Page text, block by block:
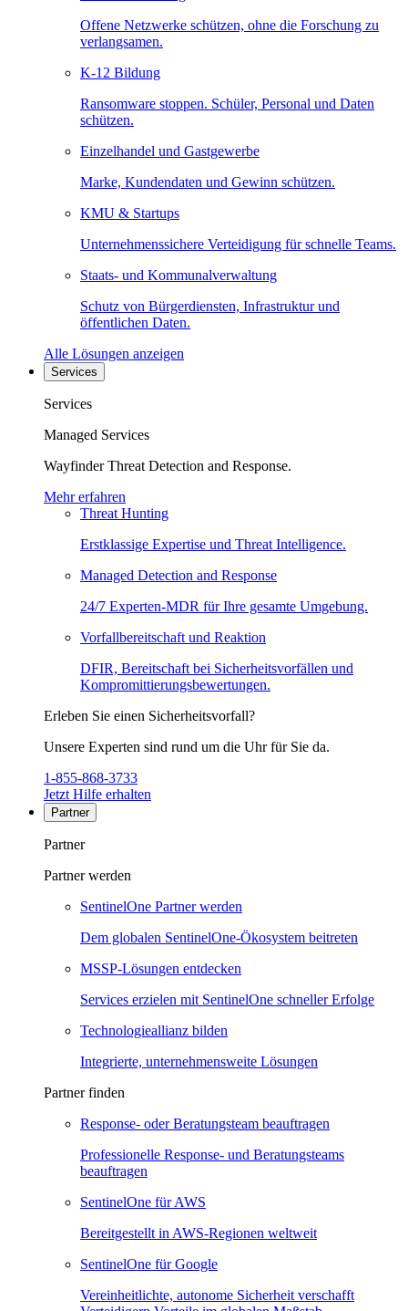
Offene Netzwerke schützen, ohne die Forschung zu
verlangsamen.
K-12 Bildung
Ransomware stoppen. Schüler, Personal und Daten
schützen.
Einzelhandel und Gastgewerbe
Marke, Kundendaten und Gewinn schützen.
KMU & Startups
Unternehmenssichere Verteidigung für schnelle Teams.
Staats- und Kommunalverwaltung
Schutz von Bürgerdiensten, Infrastruktur und
öffentlichen Daten.
Alle Lösungen anzeigen
Services
Services
Managed Services
Wayfinder Threat Detection and Response.
Mehr erfahren
Threat Hunting
Erstklassige Expertise und Threat Intelligence.
Managed Detection and Response
24/7 Experten-MDR für Ihre gesamte Umgebung.
Vorfallbereitschaft und Reaktion
DFIR, Bereitschaft bei Sicherheitsvorfällen und
Kompromittierungsbewertungen.
Erleben Sie einen Sicherheitsvorfall?
Unsere Experten sind rund um die Uhr für Sie da.
1-855-868-3733
Jetzt Hilfe erhalten
Partner
Partner
Partner werden
SentinelOne Partner werden
Dem globalen SentinelOne-Ökosystem beitreten
MSSP-Lösungen entdecken
Services erzielen mit SentinelOne schneller Erfolge
Technologieallianz bilden
Integrierte, unternehmensweite Lösungen
Partner finden
Response- oder Beratungsteam beauftragen
Professionelle Response- und Beratungsteams
beauftragen
SentinelOne für AWS
Bereitgestellt in AWS-Regionen weltweit
SentinelOne für Google
Vereinheitlichte, autonome Sicherheit verschafft